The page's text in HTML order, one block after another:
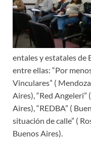
entales y estatales de
entre ellas: “Por
Vinculares” (
Aires), “Red Angeleri”
Aires), “REDBA” (
situación de calle” (
Buenos Aires).